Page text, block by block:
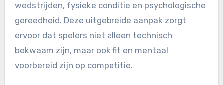
wedstrijden, fysieke conditie en psychologische
gereedheid. Deze uitgebreide aanpak zorgt
ervoor dat spelers niet alleen technisch
bekwaam zijn, maar ook fit en mentaal
voorbereid zijn op competitie.